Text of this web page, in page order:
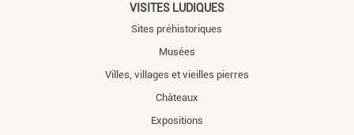
VISITES LUDIQUES
Sites préhistoriques
Musées
Villes, villages et vieilles pierres
Châteaux
Expositions